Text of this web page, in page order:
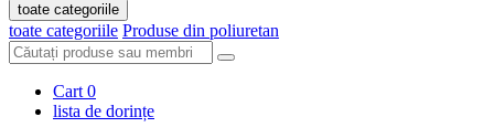
toate categoriile
toate categoriile Produse din poliuretan
Cart 0
lista de dorințe